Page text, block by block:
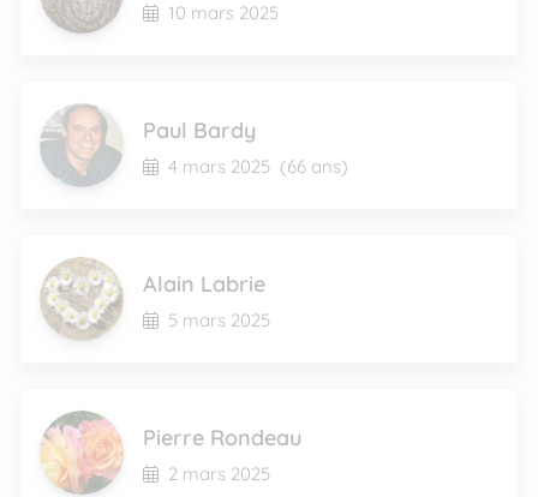
10 mars 2025
Paul Bardy
4 mars 2025 (66 ans)
Alain Labrie
5 mars 2025
Pierre Rondeau
2 mars 2025